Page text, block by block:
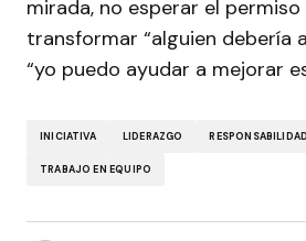
mirada, no esperar el
transformar “alguien debería
“yo puedo ayudar a mejorar
INICIATIVA LIDERAZGO RESPONSABILIDAD
TRABAJO EN EQUIPO